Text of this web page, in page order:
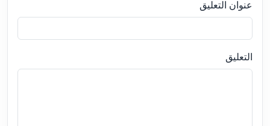
عنوان التعليق
التعليق